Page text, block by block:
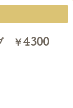
￥4300